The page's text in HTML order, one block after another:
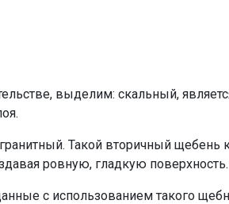
выделим: скальный,
Такой вторичный щебень
ровную, гладкую
с использованием такого